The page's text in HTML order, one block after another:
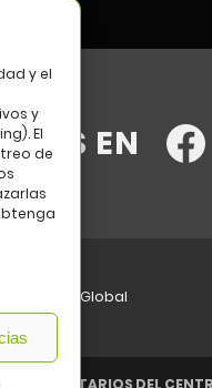
y el
y
El
de
EN
Bannister Global
PROPIETARIOS DEL